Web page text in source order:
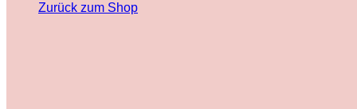
Zurück zum Shop